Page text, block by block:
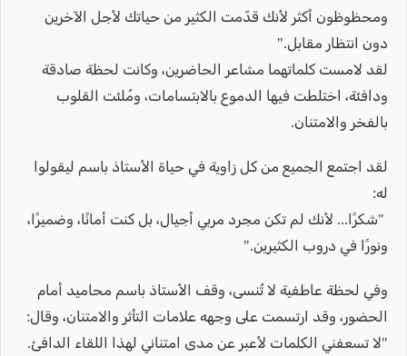
ومحظوظون أكثر لأنك قدّمت الكثير من حياتك لأجل الآخرين
دون انتظار مقابل."
لقد لامست كلماتهما مشاعر الحاضرين، وكانت لحظة صادقة
ودافئة، اختلطت فيها الدموع بالابتسامات، ومُلئت القلوب
بالفخر والامتنان.
لقد اجتمع الجميع من كل زاوية في حياة الأستاذ باسم ليقولوا
له:
"شكرًا... لأنك لم تكن مجرد مربي أجيال، بل كنت أمانًا، وضميرًا،
ونورًا في دروب الكثيرين."
وفي لحظة عاطفية لا تُنسى، وقف الأستاذ باسم محاميد أمام
الحضور، وقد ارتسمت على وجهه علامات التأثر والامتنان، وقال:
"لا تسعفني الكلمات لأعبر عن مدى امتناني لهذا اللقاء الدافئ.